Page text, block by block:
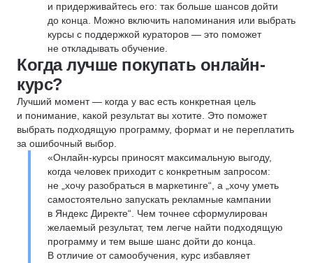
и придерживайтесь его: так больше шансов дойти
до конца. Можно включить напоминания или выбрать
курсы с поддержкой кураторов — это поможет
не откладывать обучение.
Когда лучше покупать онлайн-
курс?
Лучший момент — когда у вас есть конкретная цель
и понимание, какой результат вы хотите. Это поможет
выбрать подходящую программу, формат и не переплатить
за ошибочный выбор.
«Онлайн-курсы приносят максимальную выгоду,
когда человек приходит с конкретным запросом:
не „хочу разобраться в маркетинге“, а „хочу уметь
самостоятельно запускать рекламные кампании
в Яндекс Директе“. Чем точнее сформулирован
желаемый результат, тем легче найти подходящую
программу и тем выше шанс дойти до конца.
В отличие от самообучения, курс избавляет